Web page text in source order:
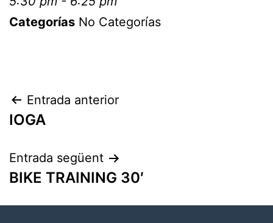
Categorías No Categorías
Entrada anterior
IOGA
Entrada següent
BIKE TRAINING 30′